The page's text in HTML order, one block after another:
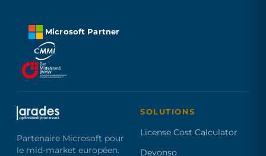
Microsoft Partner
Partenaire Microsoft pour
le mid-market européen.
SOLUTIONS
License Cost Calculator
Devonso